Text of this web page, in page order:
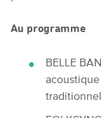
Au programme
BELLE